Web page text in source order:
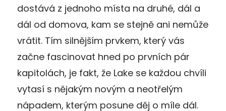
dostává z jednoho místa na druhé, dál a
dál od domova, kam se stejně ani nemůže
vrátit. Tím silnějším prvkem, který vás
začne fascinovat hned po prvních pár
kapitolách, je fakt, že Lake se každou chvíli
vytasí s nějakým novým a neotřelým
nápadem, kterým posune děj o míle dál.